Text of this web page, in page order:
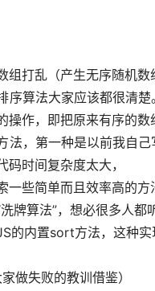
组打乱（产生无序随机数
序算法大家应该都很清
法，第一种是以前我自
码时间复杂度太大，
一些简单而且效率高的方
牌算法”，想必很多人都
的内置sort方法，这种实
做失败的教训借鉴）